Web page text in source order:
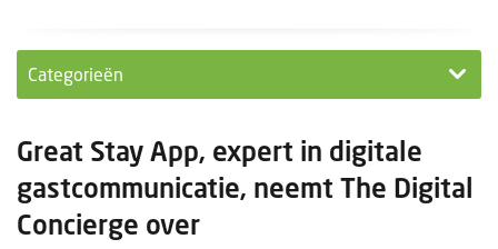
Categorieën
Wet- en regelgeving
Internationaal
Great Stay App, expert in digitale
gastcommunicatie, neemt The Digital
Concierge over